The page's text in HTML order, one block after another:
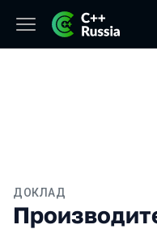
ДОКЛАД